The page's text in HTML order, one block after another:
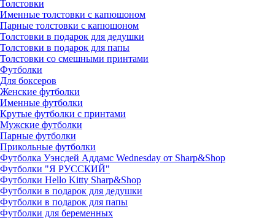
Толстовки
Именные толстовки с капюшоном
Парные толстовки с капюшоном
Толстовки в подарок для дедушки
Толстовки в подарок для папы
Толстовки со смешными принтами
Футболки
Для боксеров
Женские футболки
Именные футболки
Крутые футболки с принтами
Мужские футболки
Парные футболки
Прикольные футболки
Футболка Уэнсдей Аддамс Wednesday от Sharp&Shop
Футболки "Я РУССКИЙ"
Футболки Hello Kitty Sharp&Shop
Футболки в подарок для дедушки
Футболки в подарок для папы
Футболки для беременных